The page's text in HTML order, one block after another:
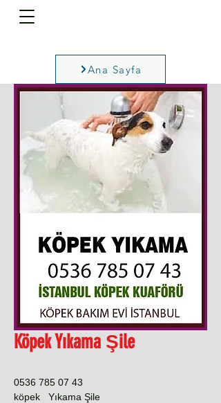
Ana Sayfa
Köpek Yıkama Şile
0536 785 07 43
köpek Yıkama Şile